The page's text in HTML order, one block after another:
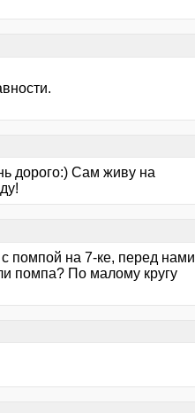
дорого:) Сам живу на
помпой на 7-ке, перед нами
помпа? По малому кругу